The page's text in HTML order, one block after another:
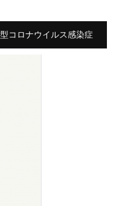
型コロナウイルス感染症